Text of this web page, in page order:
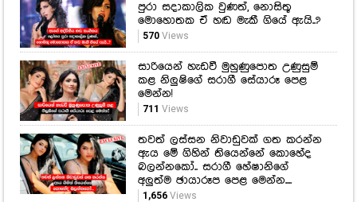
පුරා සදාකාලික වුණත්, නොසිතූ
මොහොතක ඒ හඬ මැකී ගියේ ඇයි..?
570Views
සාරියෙන් හැඩවී මුහුණුපොත උණුසුම්
කළ නිලුෂිගේ සරාගී සේයාරූ පෙළ
මෙන්න!
711 Views
තවත් ලස්සන නිවාඩුවක් ගත කරන්න
ඇය මේ ගිහින් තියෙන්නේ කොහේද
බලන්නකෝ.. සරාගී හේෂානිගේ
අලුත්ම ඡායාරූප පෙළ මෙන්න....
1,656Views